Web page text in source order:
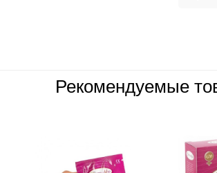
Рекомендуемые